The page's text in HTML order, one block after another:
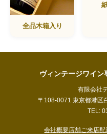
全品木箱入り
ヴィンテージワイン
有限会社
〒108-0071 東京都港区
TEL:
会社概要店舗ご来店配